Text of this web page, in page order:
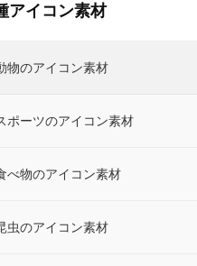
アイコン素材
物のアイコン素材
ポーツのアイコン素材
べ物のアイコン素材
虫のアイコン素材